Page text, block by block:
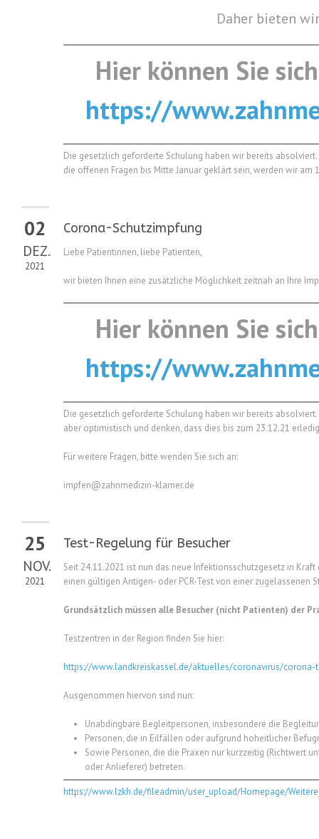
Daher bieten
Hier können Sie
https://
Die gesetzlich geforderte Schulung haben wir bereits
die offenen Fragen bis Mitte Januar geklärt sein, werden wir am
02
DEZ.
2021
Corona-Schutzimpfung
Liebe Patientinnen, liebe Patienten,
wir bieten Ihnen eine zusätzliche Möglichkeit zeitnah an Ihre
Hier können Sie
https://
Die gesetzlich geforderte Schulung haben wir bereits
aber optimistisch und denken, dass dies bis zum 23.12.21
Für weitere Fragen, bitte wenden Sie sich an:
impfen@zahnmedizin-klarner.de
25
NOV.
2021
Test-Regelung für Besucher
Seit 24.11.2021 ist nun das neue Infektionsschutzgesetz in
einen gültigen Antigen- oder PCR-Test von einer zugelassenen
Grundsätzlich müssen alle Besucher (nicht Patienten) der
Testzentren in der Region finden Sie hier:
https://www.landkreiskassel.de/aktuelles/coronavirus/
Ausgenommen hiervon sind nun:
Unabdingbare Begleitpersonen, insbesondere die
Personen, die in Eilfällen oder aufgrund hoheitlicher
Sowie Personen, die die Praxen nur kurzzeitig (Richtwert
oder Anlieferer) betreten.
https://www.lzkh.de/fileadmin/user_upload/Homepage/